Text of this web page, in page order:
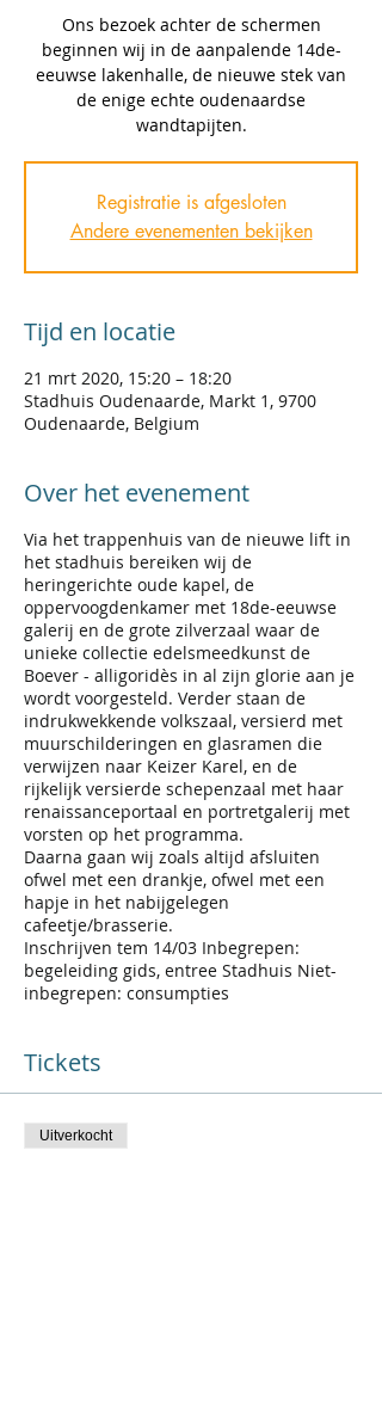
Ons bezoek achter de schermen
beginnen wij in de aanpalende 14de-
eeuwse lakenhalle, de nieuwe stek van
de enige echte oudenaardse
wandtapijten.
Registratie is afgesloten
Andere evenementen bekijken
Tijd en locatie
21 mrt 2020, 15:20 – 18:20
Stadhuis Oudenaarde, Markt 1, 9700
Oudenaarde, Belgium
Over het evenement
Via het trappenhuis van de nieuwe lift in
het stadhuis bereiken wij de
heringerichte oude kapel, de
oppervoogdenkamer met 18de-eeuwse
galerij en de grote zilverzaal waar de
unieke collectie edelsmeedkunst de
Boever - alligoridès in al zijn glorie aan je
wordt voorgesteld. Verder staan de
indrukwekkende volkszaal, versierd met
muurschilderingen en glasramen die
verwijzen naar Keizer Karel, en de
rijkelijk versierde schepenzaal met haar
renaissanceportaal en portretgalerij met
vorsten op het programma.
Daarna gaan wij zoals altijd afsluiten
ofwel met een drankje, ofwel met een
hapje in het nabijgelegen
cafeetje/brasserie.
Inschrijven tem 14/03 Inbegrepen:
begeleiding gids, entree Stadhuis Niet-
inbegrepen: consumpties
Tickets
Uitverkocht